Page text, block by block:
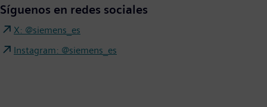
Síguenos en redes sociales
X: @siemens_es
Instagram: @siemens_es